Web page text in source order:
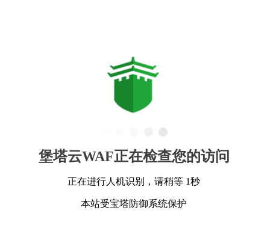
堡塔云WAF正在检查您的访问
正在进行人机识别，请稍等 1秒
本站受宝塔防御系统保护